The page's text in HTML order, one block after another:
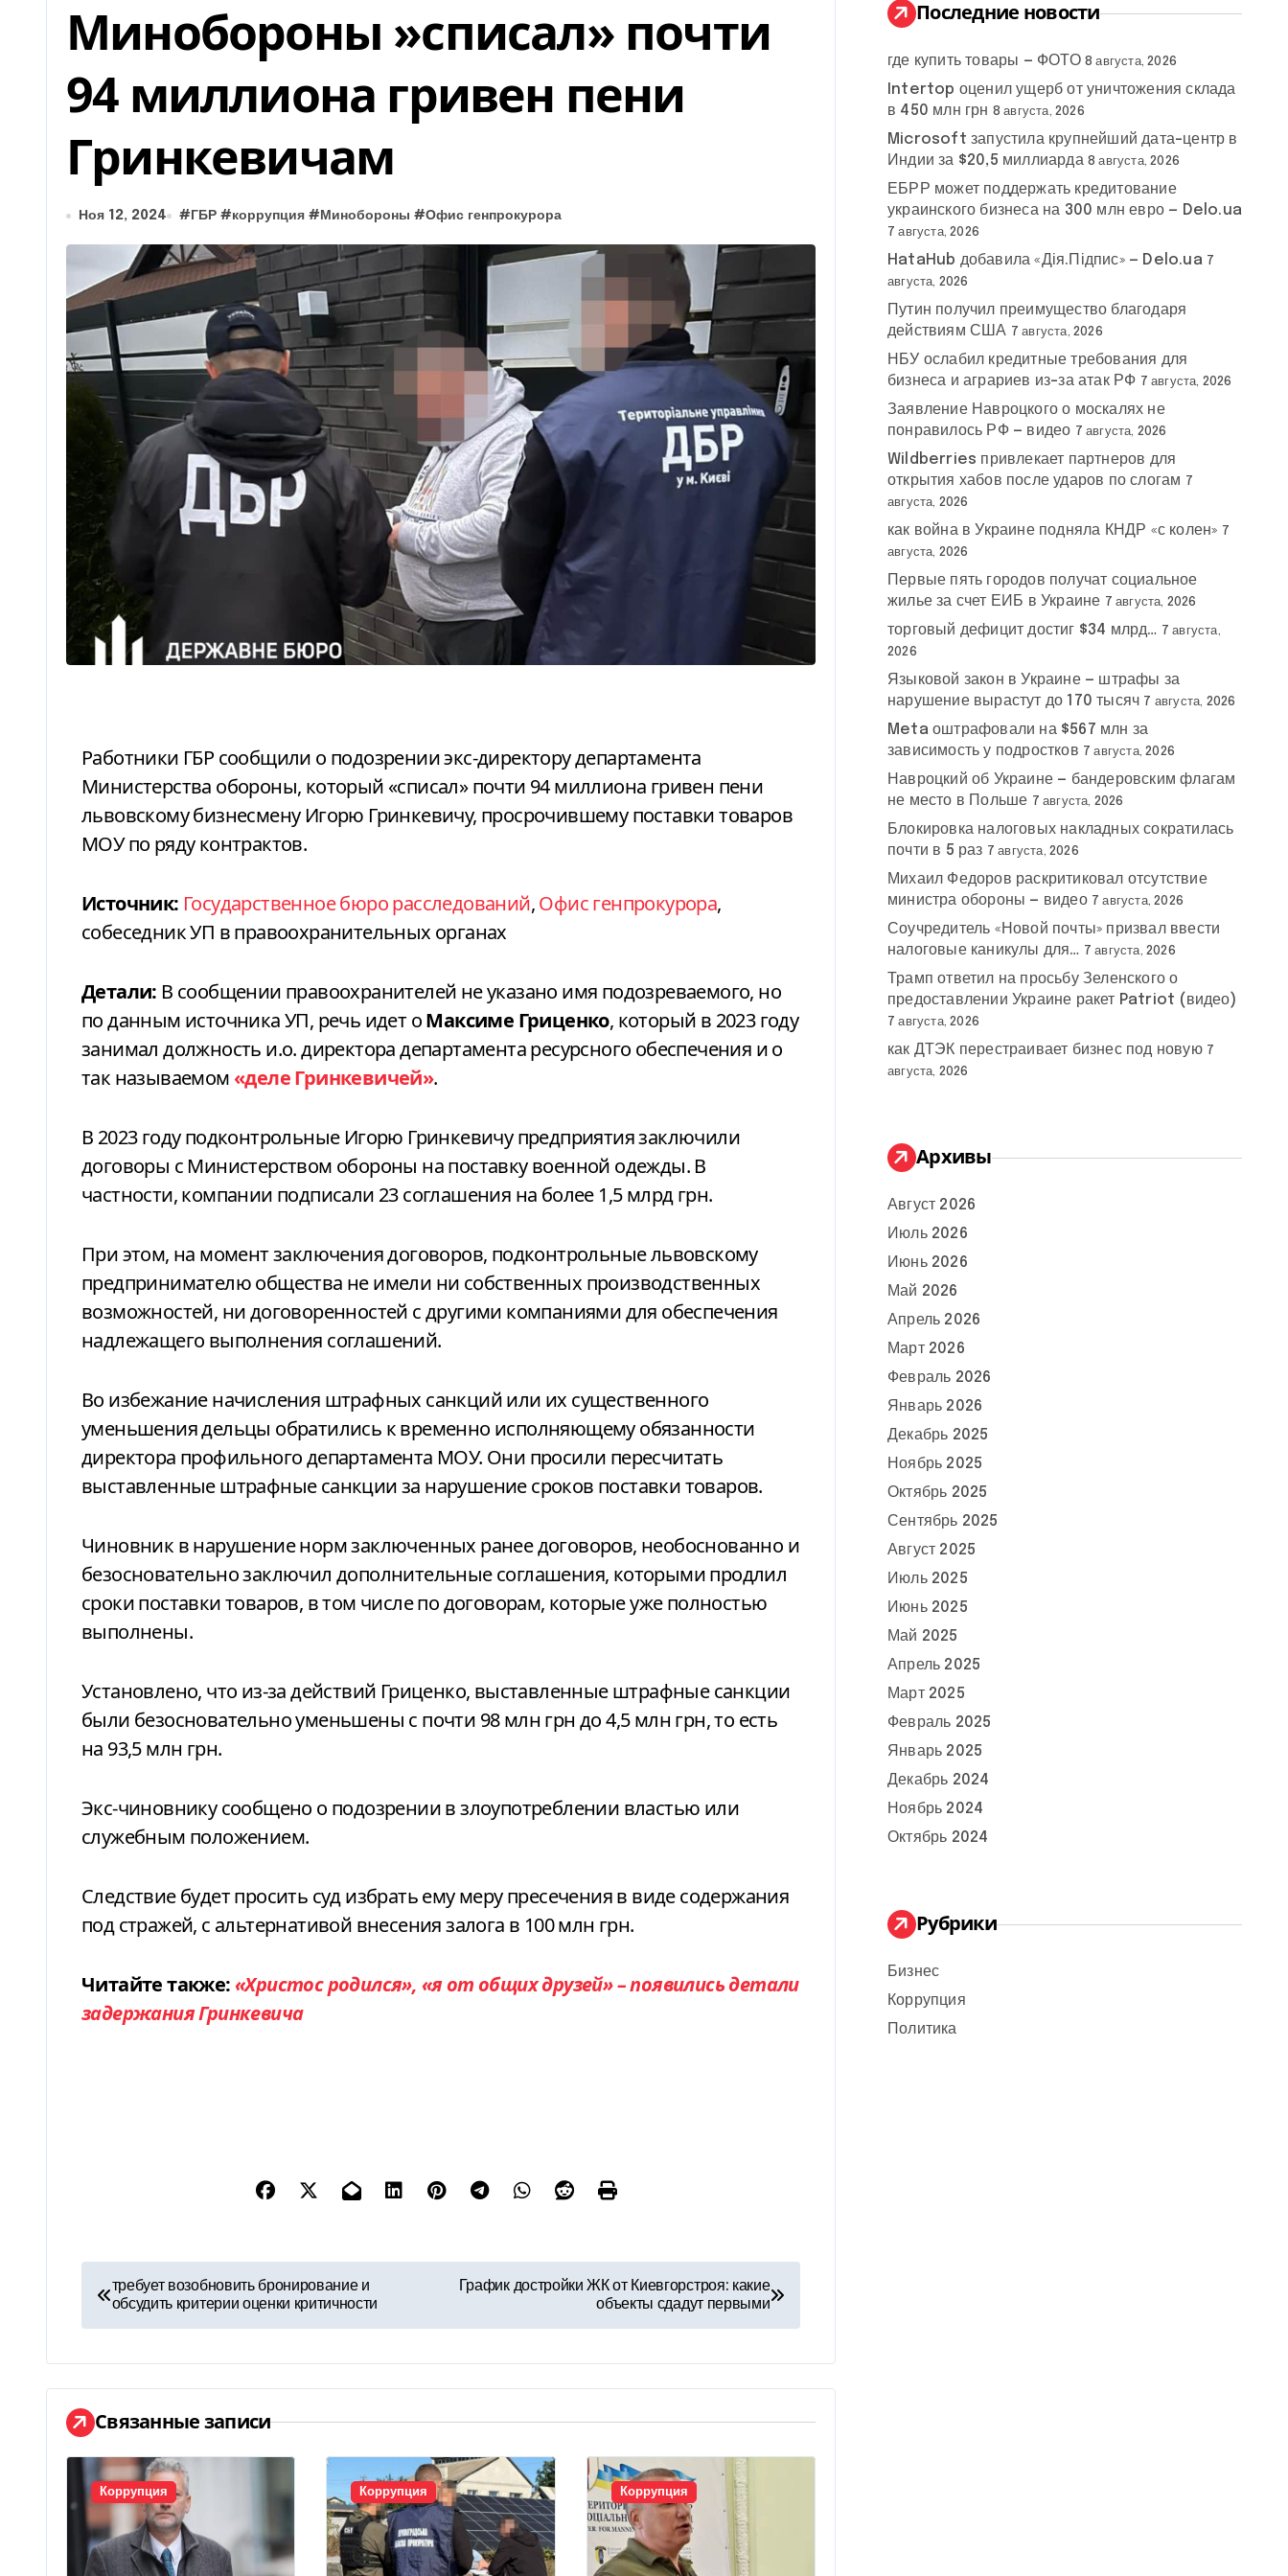
Минобороны »списал» почти
94 миллиона гривен пени
Гринкевичам
Ноя 12, 2024 # ГБР #коррупция #Минобороны #Офис генпрокурора
Работники ГБР сообщили о подозрении экс-директору департамента
Министерства обороны, который «списал» почти 94 миллиона гривен пени
львовскому бизнесмену Игорю Гринкевичу, просрочившему поставки товаров
МОУ по ряду контрактов.
Источник: Государственное бюро расследований,Офис генпрокурора,
собеседник УП в правоохранительных органах
Детали: В сообщении правоохранителей не указано имя подозреваемого, но
по данным источника УП, речь идет оМаксиме Гриценко, который в 2023 году
занимал должность и.о. директора департамента ресурсного обеспечения и о
так называемом «деле Гринкевичей».
В 2023 году подконтрольные Игорю Гринкевичу предприятия заключили
договоры с Министерством обороны на поставку военной одежды. В
частности, компании подписали 23 соглашения на более 1,5 млрд грн.
При этом, на момент заключения договоров, подконтрольные львовскому
предпринимателю общества не имели ни собственных производственных
возможностей, ни договоренностей с другими компаниями для обеспечения
надлежащего выполнения соглашений.
Во избежание начисления штрафных санкций или их существенного
уменьшения дельцы обратились к временно исполняющему обязанности
директора профильного департамента МОУ. Они просили пересчитать
выставленные штрафные санкции за нарушение сроков поставки товаров.
Чиновник в нарушение норм заключенных ранее договоров, необоснованно и
безосновательно заключил дополнительные соглашения, которыми продлил
сроки поставки товаров, в том числе по договорам, которые уже полностью
выполнены.
Установлено, что из-за действий Гриценко, выставленные штрафные санкции
были безосновательно уменьшены с почти 98 млн грн до 4,5 млн грн, то есть
на 93,5 млн грн.
Экс-чиновнику сообщено о подозрении в злоупотреблении властью или
служебным положением.
Следствие будет просить суд избрать ему меру пресечения в виде содержания
под стражей, с альтернативой внесения залога в 100 млн грн.
Читайте также:«Христос родился», «я от общих друзей» – появились детали
задержания Гринкевича
Н
а
в
и
г
а
ц
и
требует возобновить бронирование и
обсудить критерии оценки критичности
График достройки ЖК от Киевгорстроя: какие
объекты сдадут первыми
Связанные записи
Коррупция Коррупция Коррупция
:
Последние новости
где купить товары — ФОТО 8 августа, 2026
Intertop оценил ущерб от уничтожения склада
в 450 млн грн 8 августа, 2026
Microsoft запустила крупнейший дата-центр в
Индии за $20,5 миллиарда 8 августа, 2026
ЕБРР может поддержать кредитование
украинского бизнеса на 300 млн евро — Delo.ua
7 августа, 2026
HataHub добавила «Дія.Підпис» — Delo.ua 7
августа, 2026
Путин получил преимущество благодаря
действиям США 7 августа, 2026
НБУ ослабил кредитные требования для
бизнеса и аграриев из-за атак РФ 7 августа, 2026
Заявление Навроцкого о москалях не
понравилось РФ — видео 7 августа, 2026
Wildberries привлекает партнеров для
открытия хабов после ударов по слогам 7
августа, 2026
как война в Украине подняла КНДР «с колен» 7
августа, 2026
Первые пять городов получат социальное
жилье за счет ЕИБ в Украине 7 августа, 2026
торговый дефицит достиг $34 млрд… 7 августа,
2026
Языковой закон в Украине — штрафы за
нарушение вырастут до 170 тысяч 7 августа, 2026
Meta оштрафовали на $567 млн за
зависимость у подростков 7 августа, 2026
Навроцкий об Украине — бандеровским флагам
не место в Польше 7 августа, 2026
Блокировка налоговых накладных сократилась
почти в 5 раз 7 августа, 2026
Михаил Федоров раскритиковал отсутствие
министра обороны — видео 7 августа, 2026
Соучредитель «Новой почты» призвал ввести
налоговые каникулы для… 7 августа, 2026
Трамп ответил на просьбу Зеленского о
предоставлении Украине ракет Patriot (видео)
7 августа, 2026
как ДТЭК перестраивает бизнес под новую 7
августа, 2026
Архивы
Август 2026
Июль 2026
Июнь 2026
Май 2026
Апрель 2026
Март 2026
Февраль 2026
Январь 2026
Декабрь 2025
Ноябрь 2025
Октябрь 2025
Сентябрь 2025
Август 2025
Июль 2025
Июнь 2025
Май 2025
Апрель 2025
Март 2025
Февраль 2025
Январь 2025
Декабрь 2024
Ноябрь 2024
Октябрь 2024
Рубрики
Бизнес
Коррупция
Политика